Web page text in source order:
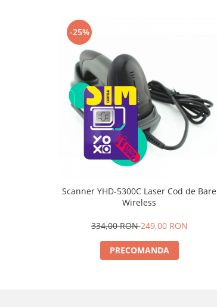
Boxe Portabile
Cititoare Cod Bare
Navigații auto dedicate
Power station - Stații de energie
electrică portabile
Panouri solare portabile
Statii incarcare masini electrice
Media player cu Android
Termometre non contact
Aspiratoare robot, piese si accesorii
-25%
Scanner YHD-5300C Laser Cod de Bare
Wireless
334,00 RON249,00 RON
PRECOMANDA